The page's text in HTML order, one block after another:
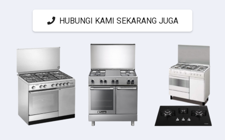
HUBUNGI KAMI SEKARANG JUGA